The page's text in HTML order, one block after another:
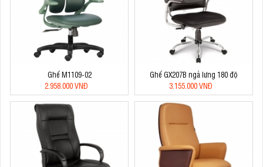
Ghế M1109-02
2.958.000 VNĐ
Ghế GX207B ngả lưng 180 độ
3.155.000 VNĐ